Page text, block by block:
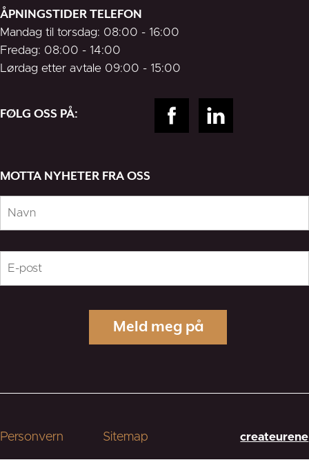
ÅPNINGSTIDER TELEFON
Mandag til torsdag: 08:00 - 16:00
Fredag: 08:00 - 14:00
Lørdag etter avtale 09:00 - 15:00
FØLG OSS PÅ:
MOTTA NYHETER FRA OSS
Personvern Sitemap createurene